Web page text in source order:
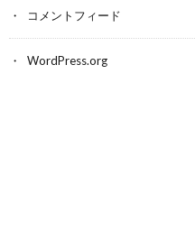
コメントフィード
WordPress.org